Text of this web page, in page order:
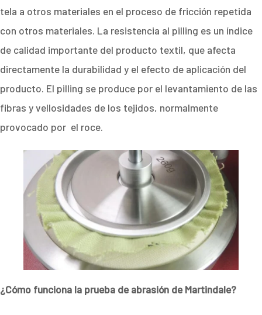
tela a otros materiales en el proceso de fricción repetida
con otros materiales. La resistencia al pilling es un índice
de calidad importante del producto textil, que afecta
directamente la durabilidad y el efecto de aplicación del
producto. El pilling se produce por el levantamiento de las
fibras y vellosidades de los tejidos, normalmente
provocado por el roce.
¿Cómo funciona la prueba de abrasión de Martindale?